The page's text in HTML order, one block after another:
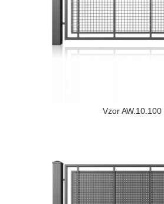
Vzor AW.10.100